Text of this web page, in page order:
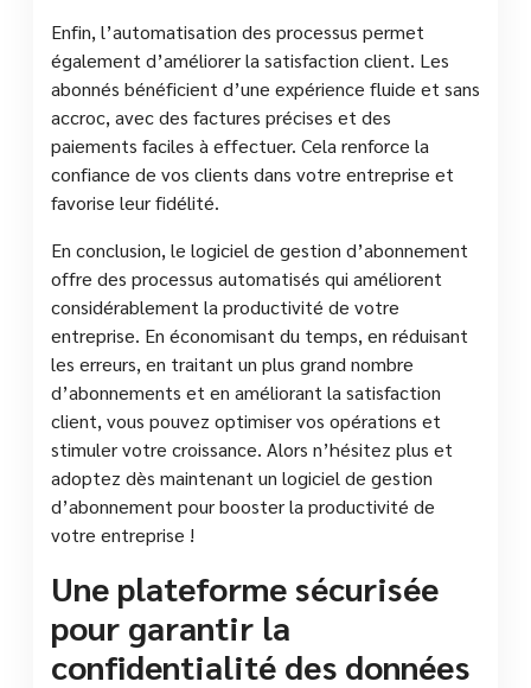
Enfin, l’automatisation des processus permet
également d’améliorer la satisfaction client. Les
abonnés bénéficient d’une expérience fluide et sans
accroc, avec des factures précises et des
paiements faciles à effectuer. Cela renforce la
confiance de vos clients dans votre entreprise et
favorise leur fidélité.
En conclusion, le logiciel de gestion d’abonnement
offre des processus automatisés qui améliorent
considérablement la productivité de votre
entreprise. En économisant du temps, en réduisant
les erreurs, en traitant un plus grand nombre
d’abonnements et en améliorant la satisfaction
client, vous pouvez optimiser vos opérations et
stimuler votre croissance. Alors n’hésitez plus et
adoptez dès maintenant un logiciel de gestion
d’abonnement pour booster la productivité de
votre entreprise !
Une plateforme sécurisée
pour garantir la
confidentialité des données